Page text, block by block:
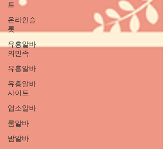
트
온라인슬
롯
유흥알바
의민족
유흥알바
유흥알바
사이트
업소알바
룸알바
밤알바